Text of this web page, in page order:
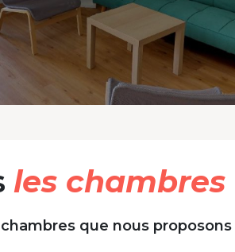
les chambres
que nous proposons